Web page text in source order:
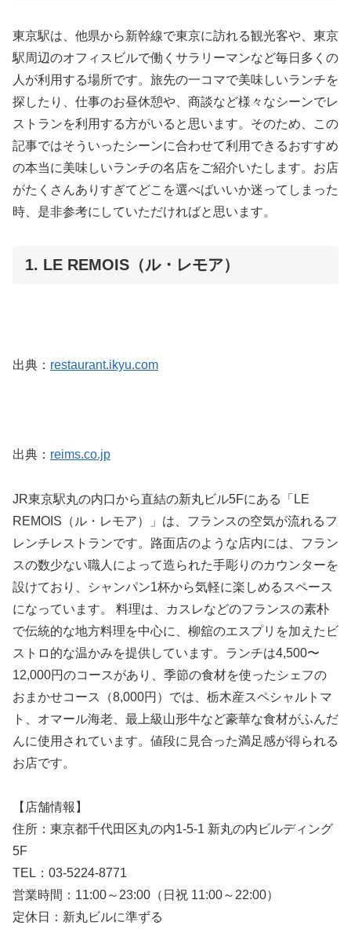
東京駅は、他県から新幹線で東京に訪れる観光客や、東京
駅周辺のオフィスビルで働くサラリーマンなど毎日多くの
人が利用する場所です。旅先の一コマで美味しいランチを
探したり、仕事のお昼休憩や、商談など様々なシーンでレ
ストランを利用する方がいると思います。そのため、この
記事ではそういったシーンに合わせて利用できるおすすめ
の本当に美味しいランチの名店をご紹介いたします。お店
がたくさんありすぎてどこを選べばいいか迷ってしまった
時、是非参考にしていただければと思います。
1. LE REMOIS（ル・レモア）
出典： restaurant.ikyu.com
出典： reims.co.jp
JR東京駅丸の内口から直結の新丸ビル5Fにある「LE
REMOIS（ル・レモア）」は、フランスの空気が流れるフ
レンチレストランです。路面店のような店内には、フラン
スの数少ない職人によって造られた手彫りのカウンターを
設けており、シャンパン1杯から気軽に楽しめるスペース
になっています。 料理は、カスレなどのフランスの素朴
で伝統的な地方料理を中心に、柳舘のエスプリを加えたビ
ストロ的な温かみを提供しています。ランチは4,500〜
12,000円のコースがあり、季節の食材を使ったシェフの
おまかせコース（8,000円）では、栃木産スペシャルトマ
ト、オマール海老、最上級山形牛など豪華な食材がふんだ
んに使用されています。値段に見合った満足感が得られる
お店です。
【店舗情報】
住所：東京都千代田区丸の内1-5-1 新丸の内ビルディング
5F
TEL：03-5224-8771
営業時間：11:00～23:00（日祝 11:00～22:00）
定休日：新丸ビルに準ずる